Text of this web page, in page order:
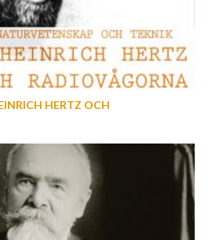
HERTZ OCH